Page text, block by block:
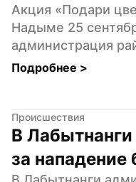
Акция «Подари
Надыме 25
администрация
Подробнее >
Происшествия
В Лабытнанги
за нападение